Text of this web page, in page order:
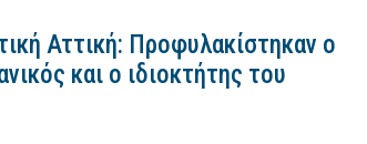
Αττική: Προφυλακίστηκαν ο
και ο ιδιοκτήτης του